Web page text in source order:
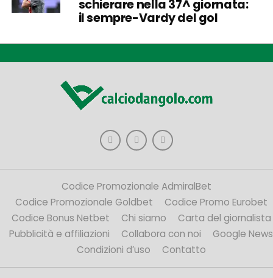
schierare nella 37^ giornata:
il sempre-Vardy del gol
Codice Promozionale AdmiralBet
Codice Promozionale Goldbet
Codice Promo Eurobet
Codice Bonus Netbet
Chi siamo
Carta del giornalista
Pubblicità e affiliazioni
Collabora con noi
Google News
Condizioni d’uso
Contatto